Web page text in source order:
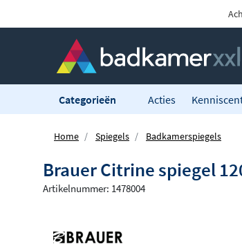
Categorieën Acties
Home Spiegels Badkamerspiegels
Brauer Citrine spiegel
Artikelnummer: 1478004